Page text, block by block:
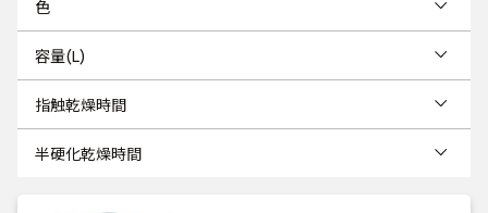
色
容量(L)
指触乾燥時間
半硬化乾燥時間